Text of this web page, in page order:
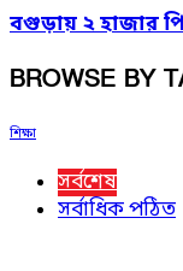
বগুড়ায় ২ হাজার
BROWSE BY
শিক্ষা
সর্বশেষ
সর্বাধিক পঠিত